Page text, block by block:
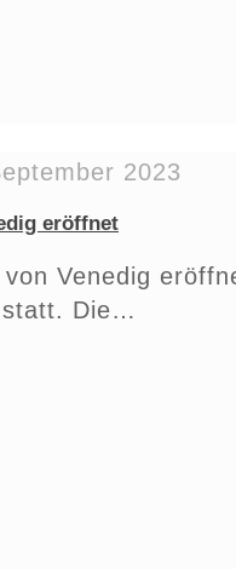
2023
eröffnet
Venedig
statt. Die…